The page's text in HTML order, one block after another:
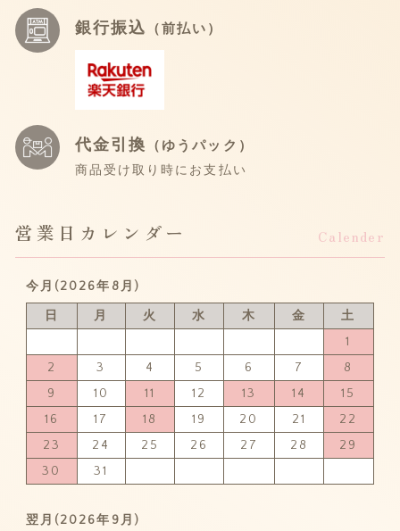
銀行振込 （前払い）
代金引換 （ゆうパック）
商品受け取り時にお支払い
営業日カレンダー Calender
今月(2026年8月)
日 月 火 水 木 金
土
1
2
3 4 5 6 7
8
9
10 11 12 13 14
15
16
17 18 19 20 21
22
23
24 25 26 27 28
29
30
31
翌月(2026年9月)